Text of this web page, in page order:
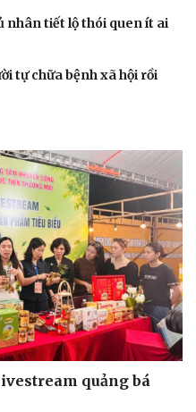
nhân tiết lộ thói quen ít ai
tự chữa bệnh xã hội rồi
quảng bá